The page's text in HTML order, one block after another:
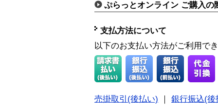
ぷらっとオンライン ご購入の
支払方法について
以下のお支払い方法がご利用で
売掛取引(後払い)
銀行振込(後